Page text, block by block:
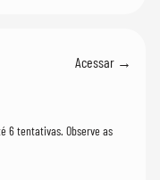
Acessar →
6 tentativas. Observe as